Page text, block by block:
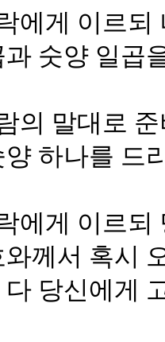
에게 이르
숫양 일곱
의 말대로
하나를 드
에게 이르
께서 혹시
당신에게